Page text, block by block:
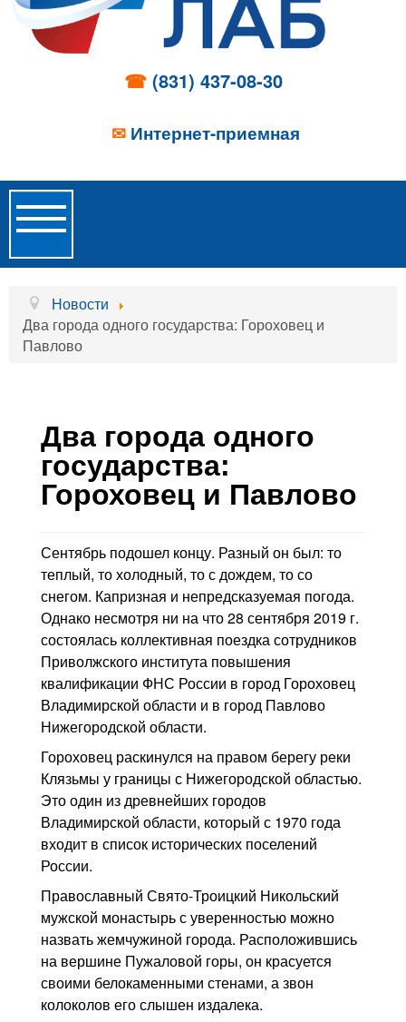
☎ (831) 437-08-30
✉ Интернет-приемная
Toggle
Navigation
Главная
Об учреждении
Услуги проживания
Контакты
Новости
Два города одного государства: Гороховец и
Павлово
Два города одного
государства:
Гороховец и Павлово
Сентябрь подошел концу. Разный он был: то
теплый, то холодный, то с дождем, то со
снегом. Капризная и непредсказуемая погода.
Однако несмотря ни на что 28 сентября 2019 г.
состоялась коллективная поездка сотрудников
Приволжского института повышения
квалификации ФНС России в город Гороховец
Владимирской области и в город Павлово
Нижегородской области.
Гороховец раскинулся на правом берегу реки
Клязьмы у границы с Нижегородской областью.
Это один из древнейших городов
Владимирской области, который с 1970 года
входит в список исторических поселений
России.
Православный Свято-Троицкий Никольский
мужской монастырь с уверенностью можно
назвать жемчужиной города. Расположившись
на вершине Пужаловой горы, он красуется
своими белокаменными стенами, а звон
колоколов его слышен издалека.